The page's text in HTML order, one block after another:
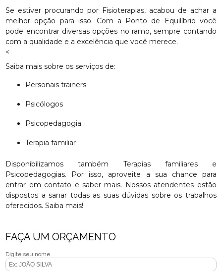
Se estiver procurando por Fisioterapias, acabou de achar a
melhor opção para isso. Com a Ponto de Equilíbrio você
pode encontrar diversas opções no ramo, sempre contando
com a qualidade e a excelência que você merece.
<
Saiba mais sobre os serviços de:
Personais trainers
Psicólogos
Psicopedagogia
Terapia familiar
Disponibilizamos também Terapias familiares e
Psicopedagogias. Por isso, aproveite a sua chance para
entrar em contato e saber mais. Nossos atendentes estão
dispostos a sanar todas as suas dúvidas sobre os trabalhos
oferecidos. Saiba mais!
FAÇA UM ORÇAMENTO
Digite seu nome